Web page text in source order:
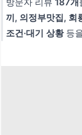
끼, 의정부맛집, 회
조건·대기 상황등